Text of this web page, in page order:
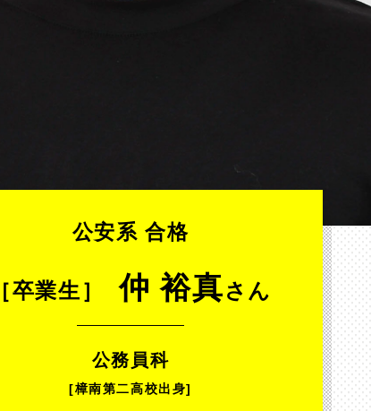
公安系 合格
［卒業生］ 仲 裕真さん
公務員科
[樟南第二高校出身]